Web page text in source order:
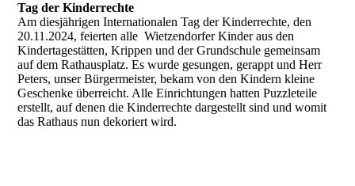
Tag der Kinderrechte
Am diesjährigen Internationalen Tag der Kinderrechte, den
20.11.2024, feierten alle Wietzendorfer Kinder aus den
Kindertagestätten, Krippen und der Grundschule gemeinsam
auf dem Rathausplatz. Es wurde gesungen, gerappt und Herr
Peters, unser Bürgermeister, bekam von den Kindern kleine
Geschenke überreicht. Alle Einrichtungen hatten Puzzleteile
erstellt, auf denen die Kinderrechte dargestellt sind und womit
das Rathaus nun dekoriert wird.